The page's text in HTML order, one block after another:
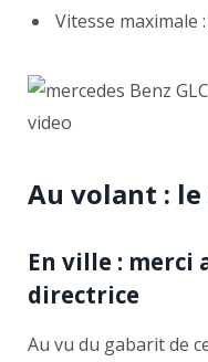
Vitesse maximale
Au volant :
En ville : merci
directrice
Au vu du gabarit de